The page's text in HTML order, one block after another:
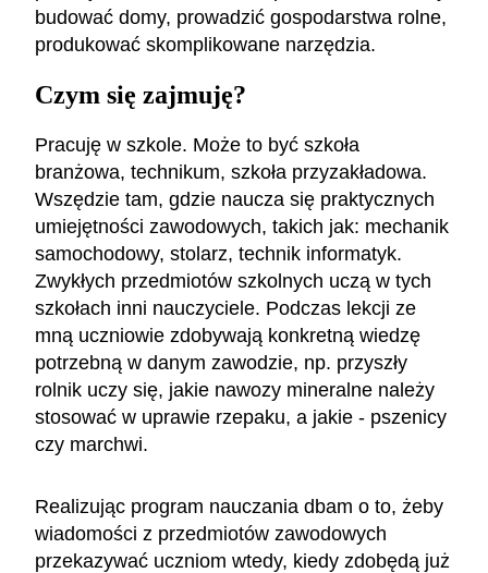
budować domy, prowadzić gospodarstwa rolne,
produkować skomplikowane narzędzia.
Czym się zajmuję?
Pracuję w szkole. Może to być szkoła
branżowa, technikum, szkoła przyzakładowa.
Wszędzie tam, gdzie naucza się praktycznych
umiejętności zawodowych, takich jak: mechanik
samochodowy, stolarz, technik informatyk.
Zwykłych przedmiotów szkolnych uczą w tych
szkołach inni nauczyciele. Podczas lekcji ze
mną uczniowie zdobywają konkretną wiedzę
potrzebną w danym zawodzie, np. przyszły
rolnik uczy się, jakie nawozy mineralne należy
stosować w uprawie rzepaku, a jakie - pszenicy
czy marchwi.
Realizując program nauczania dbam o to, żeby
wiadomości z przedmiotów zawodowych
przekazywać uczniom wtedy, kiedy zdobędą już